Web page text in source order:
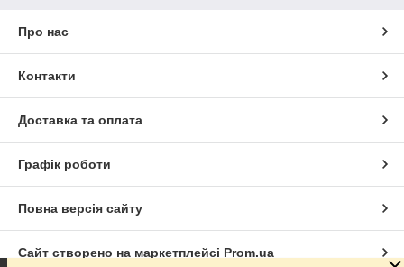
Про нас
Контакти
Доставка та оплата
Графік роботи
Повна версія сайту
Сайт створено на маркетплейсі Prom.ua